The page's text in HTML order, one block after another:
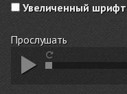
Увеличенный шрифт
Прослушать